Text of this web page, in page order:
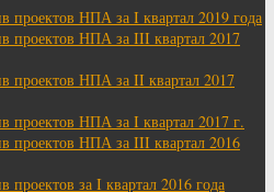
проектов НПА за I квартал 2019 года
проектов НПА за III квартал 2017
проектов НПА за II квартал 2017
проектов НПА за I квартал 2017 г.
проектов НПА за III квартал 2016
проектов за I квартал 2016 года